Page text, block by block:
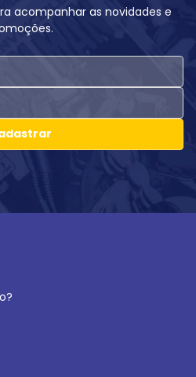
acompanhar as novidades e